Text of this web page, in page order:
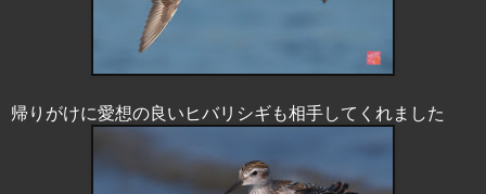
帰りがけに愛想の良いヒバリシギも相手してくれました